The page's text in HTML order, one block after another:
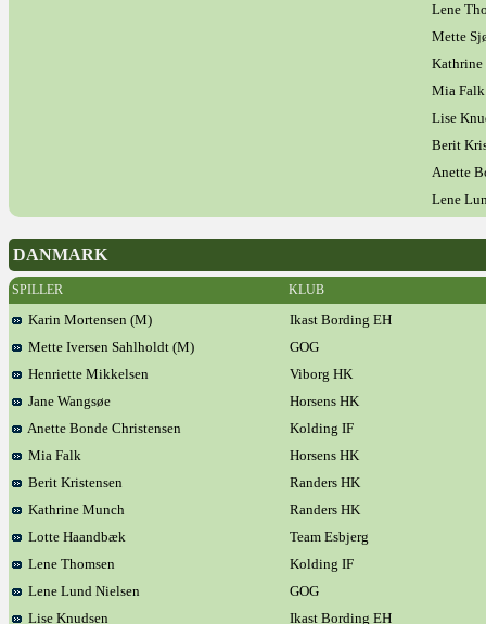
Lene
Mette
Mia Falk
Lise
Berit
Anette
Lene
DANMARK
SPILLER KLUB
Karin Mortensen (M)
Ikast Bording EH
Mette Iversen Sahlholdt (M)
GOG
Henriette Mikkelsen
Viborg HK
Jane Wangsøe
Horsens HK
Anette Bonde Christensen
Kolding IF
Mia Falk
Horsens HK
Berit Kristensen
Randers HK
Kathrine Munch
Randers HK
Lotte Haandbæk
Team Esbjerg
Lene Thomsen
Kolding IF
Lene Lund Nielsen
GOG
Lise Knudsen
Ikast Bording EH